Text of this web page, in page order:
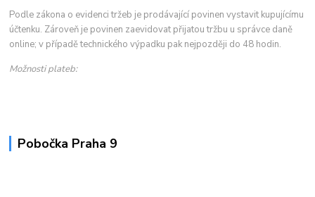
Podle zákona o evidenci tržeb je prodávající povinen vystavit kupujícímu
účtenku. Zároveň je povinen zaevidovat přijatou tržbu u správce daně
online; v případě technického výpadku pak nejpozději do 48 hodin.
Možnosti plateb:
Pobočka Praha 9